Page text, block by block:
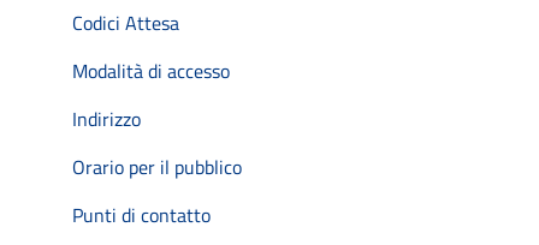
Codici Attesa
Modalità di accesso
Indirizzo
Orario per il pubblico
Punti di contatto